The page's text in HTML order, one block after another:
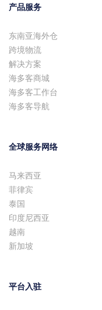
产品服务
东南亚海外仓
跨境物流
解决方案
海多客商城
海多客工作台
海多客导航
全球服务网络
马来西亚
菲律宾
泰国
印度尼西亚
越南
新加坡
平台入驻